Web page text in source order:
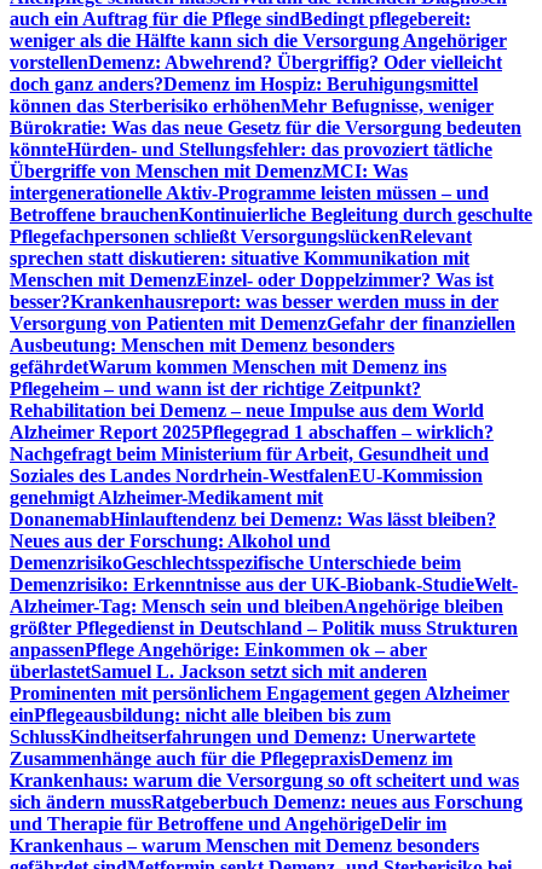
auch ein Auftrag für die Pflege sindBedingt pflegebereit:
weniger als die Hälfte kann sich die Versorgung Angehöriger
vorstellenDemenz: Abwehrend? Übergriffig? Oder vielleicht
doch ganz anders?Demenz im Hospiz: Beruhigungsmittel
können das Sterberisiko erhöhenMehr Befugnisse, weniger
Bürokratie: Was das neue Gesetz für die Versorgung bedeuten
könnteHürden- und Stellungsfehler: das provoziert tätliche
Übergriffe von Menschen mit DemenzMCI: Was
intergenerationelle Aktiv-Programme leisten müssen – und
Betroffene brauchenKontinuierliche Begleitung durch geschulte
Pflegefachpersonen schließt VersorgungslückenRelevant
sprechen statt diskutieren: situative Kommunikation mit
Menschen mit DemenzEinzel- oder Doppelzimmer? Was ist
besser?Krankenhausreport: was besser werden muss in der
Versorgung von Patienten mit DemenzGefahr der finanziellen
Ausbeutung: Menschen mit Demenz besonders
gefährdetWarum kommen Menschen mit Demenz ins
Pflegeheim – und wann ist der richtige Zeitpunkt?
Rehabilitation bei Demenz – neue Impulse aus dem World
Alzheimer Report 2025Pflegegrad 1 abschaffen – wirklich?
Nachgefragt beim Ministerium für Arbeit, Gesundheit und
Soziales des Landes Nordrhein-WestfalenEU-Kommission
genehmigt Alzheimer-Medikament mit
DonanemabHinlauftendenz bei Demenz: Was lässt bleiben?
Neues aus der Forschung: Alkohol und
DemenzrisikoGeschlechtsspezifische Unterschiede beim
Demenzrisiko: Erkenntnisse aus der UK-Biobank-StudieWelt-
Alzheimer-Tag: Mensch sein und bleibenAngehörige bleiben
größter Pflegedienst in Deutschland – Politik muss Strukturen
anpassenPflege Angehörige: Einkommen ok – aber
überlastetSamuel L. Jackson setzt sich mit anderen
Prominenten mit persönlichem Engagement gegen Alzheimer
einPflegeausbildung: nicht alle bleiben bis zum
SchlussKindheitserfahrungen und Demenz: Unerwartete
Zusammenhänge auch für die PflegepraxisDemenz im
Krankenhaus: warum die Versorgung so oft scheitert und was
sich ändern mussRatgeberbuch Demenz: neues aus Forschung
und Therapie für Betroffene und AngehörigeDelir im
Krankenhaus – warum Menschen mit Demenz besonders